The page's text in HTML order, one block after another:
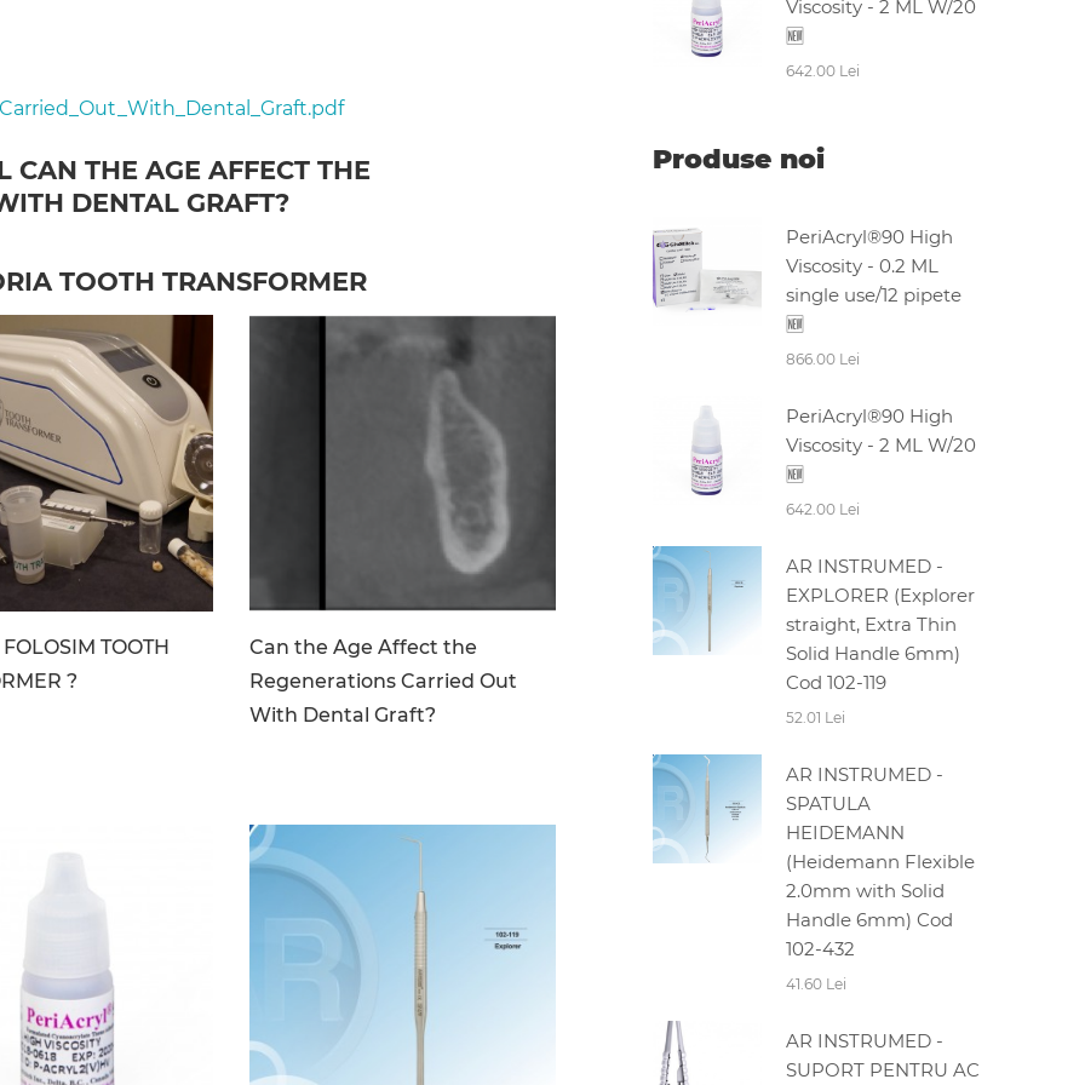
CAN THE AGE AFFECT THE
DENTAL GRAFT?
TOOTH TRANSFORMER
TOOTH
?
3_Foto_clinical_case.png
Can the Age Affect the
Regenerations Carried Out
With Dental Graft?
Viscosity - 2 ML W/20
🆕
642.00 Lei
Produse noi
PeriAcryl®90 High
Viscosity - 0.2 ML
single use/12 pipete
🆕
866.00 Lei
PeriAcryl®90 High
Viscosity - 2 ML W/20
🆕
642.00 Lei
AR INSTRUMED -
EXPLORER (Explorer
straight, Extra Thin
Solid Handle 6mm)
Cod 102-119
52.01 Lei
AR INSTRUMED -
SPATULA
HEIDEMANN
(Heidemann Flexible
2.0mm with Solid
Handle 6mm) Cod
102-432
41.60 Lei
AR INSTRUMED -
SUPORT PENTRU AC